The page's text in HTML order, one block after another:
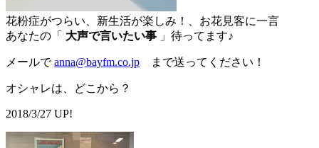
花粉症がつらい、新生活が楽しみ！、お花見客に一言
あなたの「 大声で言いたい事 」待ってます♪
メールでanna@bayfm.co.jp まで送ってください！
オシャレは、どこから？
2018/3/27 UP!